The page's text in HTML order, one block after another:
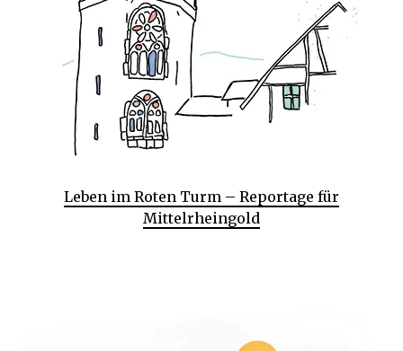
Leben im Roten Turm – Reportage für
Mittelrheingold